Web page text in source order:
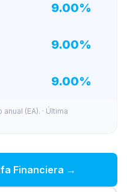
9.00%
9.00%
9.00%
(EA). · Última
Financiera →